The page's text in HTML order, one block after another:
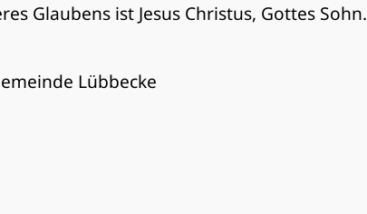
Glaubens ist Jesus Christus, Gottes Sohn.
Lübbecke